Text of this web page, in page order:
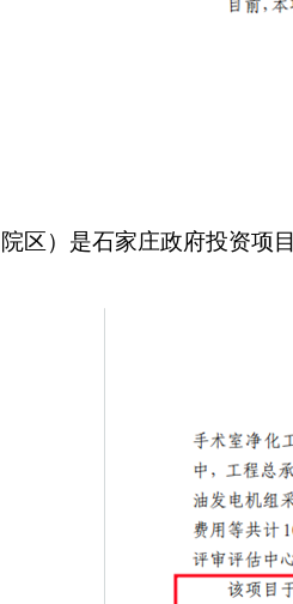
区）是石家庄政府投资项